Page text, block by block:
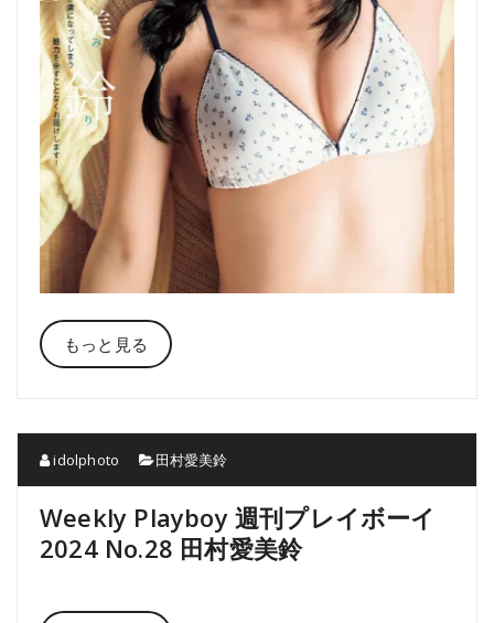
もっと見る
idolphoto 田村愛美鈴
Weekly Playboy 週刊プレイボーイ
2024 No.28 田村愛美鈴